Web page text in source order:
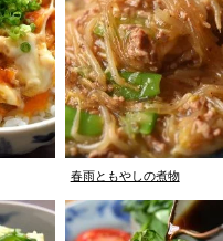
春雨ともやしの煮物